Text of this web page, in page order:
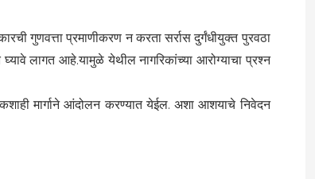
गुणवत्ता प्रमाणीकरण न करता सर्रास दुर्गंधीयुक्त पुरवठा
लागत आहे.यामुळे येथील नागरिकांच्या आरोग्याचा प्रश्न
मार्गाने आंदोलन करण्यात येईल. अशा आशयाचे निवेदन